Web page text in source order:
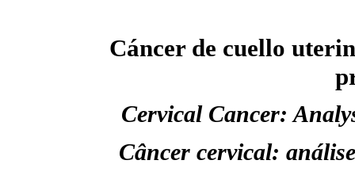
Cáncer de cuello
Cervical Cancer:
Câncer cervical: